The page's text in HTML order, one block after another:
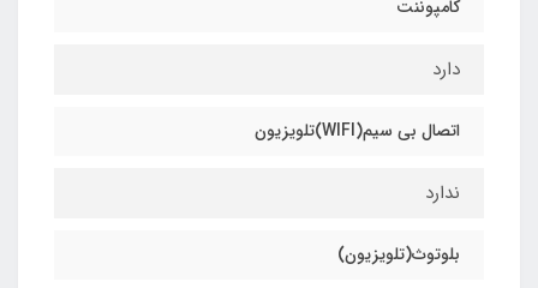
کامپوننت
دارد
اتصال بی سیم(WIFI)تلویزیون
ندارد
بلوتوث(تلویزیون)